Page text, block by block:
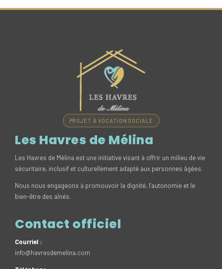
PROJET À VOCATION SOCIALE
Les Havres de Mélina
Les Havres de Mélina est une initiative visant à offrir un milieu de vie
sécuritaire, inclusif et culturellement adapté aux personnes âgées.
Nous nous engageons à promouvoir la dignité, l’autonomie et le
bien-être des aînés.
Contact officiel
Courriel :
info@havresdemelina.com